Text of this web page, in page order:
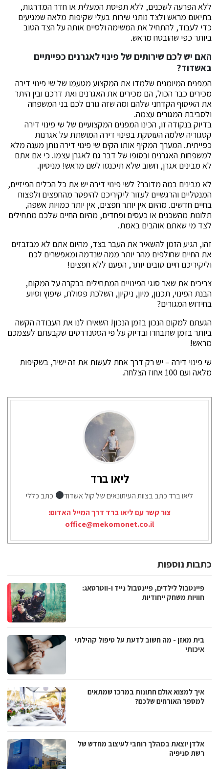
ללא הפרעה לשכנים, ללא תפיסת המעלית או חדר המדרגות,
בתיאום מראש ולצד נותני שירות בעלי שקיפות מלאה שמגיעים
כדי לעבוד, להתחיל את המשימה ולסיים אותה על הצד הטוב
ביותר כפי שהובטח מראש.
האם יש לכם שירותים של פינוי לאגרנים כפייתיים
באשדוד?
המפנים המיומנים שלמדו את המקצוע מטעמו של שי פינוי דירה
מכירים כבר הכול, הם מכירים את האגרנים ואת דרכם ובין היתר
את האיסוף הקדחני שלהם ומה שזה גורם לכם בני המשפחה
ולסביבת המגורים עצמה.
בדיוק בנקודה זו, הכינו המפנים המקצועיים של שי פינוי דירה
קטגוריה שלמה העוסקת בפינוי דירה המושתת על אגרנות
כפייתית. המערך המקיף אותו הקים שי פינוי דירה נותן מענה מלא
למשפחות האגרנים ובסופו של דבר גם לאגרן עצמו. כי אם אתם
לא מבינים אגרן, חשוב שלא תיכנסו לשם מראש! מניסיון.
לא מבינים במה מדובר? לשי פינוי דירה יש את כל הכלים הפיזיים,
המנטליים והרגשיים לעזור ליקיריכם להיפטר מהחפצים ולפצוח
בחיים חדשים. מהיום אין יותר חפצים, אין יותר כמויות אשפה,
תלונות מהשכנים או כעסים ופחדים, מהיום החיים שלכם מתחילים
לצד מי שאתם אוהבים באמת.
זהו, הגיע הזמן להשאיר את העבר בצד, מהיום אתם לא מבזבזים
את החיים שחולפים מהר יותר ממה שנדמה ומאפשרים לכם
וליקיריכם חיים טובים יותר, הפעם ללא חפצים!
צריכים את שאר סוגי הפינויים המתחילים בבקרה על המקום,
הבנת הפינוי, תכנון, מיון, ניקיון, השלכת פסולת, שיפוץ וסיוע
בחידוש המגורים?
הגעתם למקום הנכון בזמן הנכון! השאירו לנו את העבודה הקשה
ביותר בזמן שתבחרו ובדיוק על פי הסטנדרטים שקבעתם לעצמכם
מראש!
שי פינוי דירה – יש רק דרך אחת לעשות את זה ישיר, בשקיפות
מלאה ועם 100 אחוז הצלחה.
ליאו ברד
ליאו ברד כתב בצוות העיתונאים של קול אשדוד
כתב כללי
צור קשר עם ליאו ברד דרך המייל האדום:
office@mekomonet.co.il
כתבות נוספות
פיינטבול לילדים, פיינטבול נייד ו-ווטרטאג:
חוויות משחק ייחודיות
בית מאזן - מה חשוב לדעת על טיפול קהילתי
איכותי
איך למצוא אולם חתונות במרכז שמתאים
למספר האורחים שלכם?
אלדן יוצאת במהלך רוחבי לעיצוב מחדש של
רשת סניפיה